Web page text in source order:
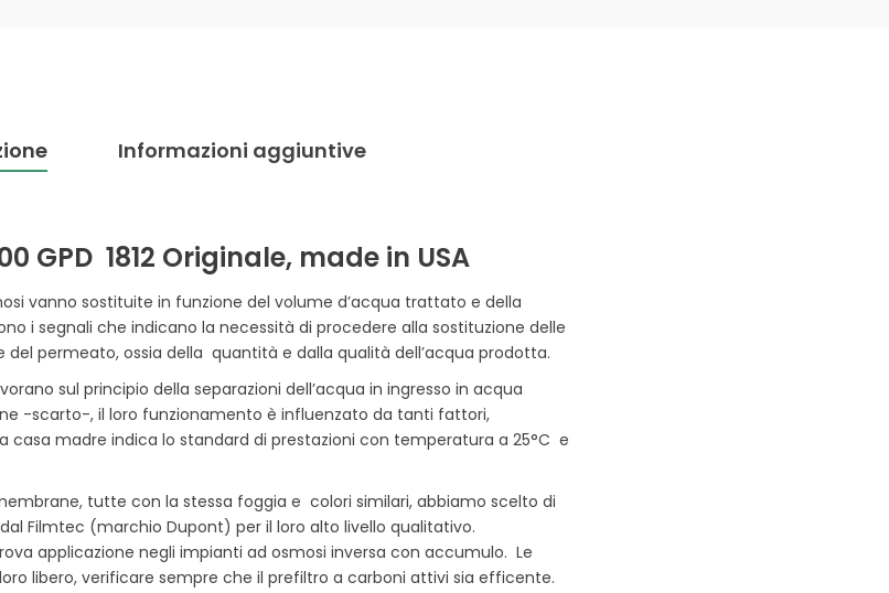
Informazioni aggiuntive
GPD 1812 Originale, made in USA
vanno sostituite in funzione del volume d’acqua trattato e della
i segnali che indicano la necessità di procedere alla sostituzione delle
del permeato, ossia della quantità e dalla qualità dell’acqua prodotta.
sul principio della separazioni dell’acqua in ingresso in acqua
-scarto-, il loro funzionamento è influenzato da tanti fattori,
casa madre indica lo standard di prestazioni con temperatura a 25°C e
tutte con la stessa foggia e colori similari, abbiamo scelto di
Filmtec (marchio Dupont) per il loro alto livello qualitativo.
applicazione negli impianti ad osmosi inversa con accumulo. Le
libero, verificare sempre che il prefiltro a carboni attivi sia efficente.